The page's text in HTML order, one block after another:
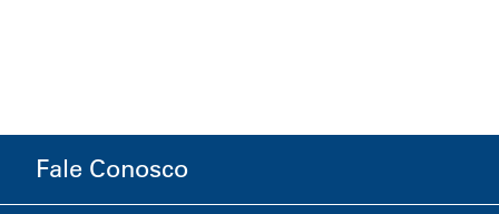
Fale Conosco